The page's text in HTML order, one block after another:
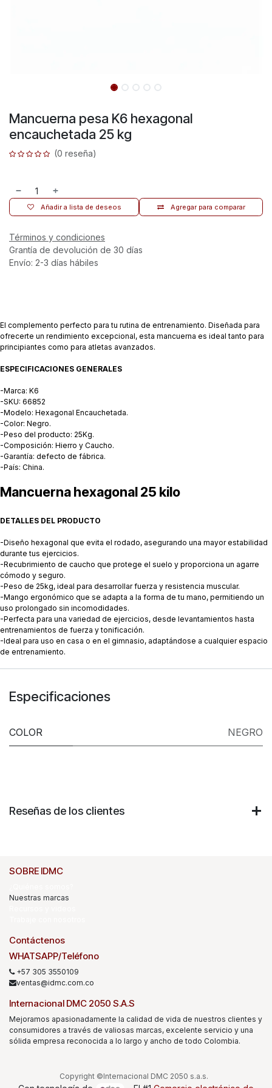
Mancuerna pesa K6 hexagonal
encauchetada 25 kg
(0 reseña)
Agregar para comparar
Añadir a lista de deseos
Términos y condiciones
Grantía de devolución de 30 días
Envío: 2-3 días hábiles
El complemento perfecto para tu rutina de entrenamiento. Diseñada para
ofrecerte un rendimiento excepcional, esta mancuerna es ideal tanto para
principiantes como para atletas avanzados.
ESPECIFICACIONES GENERALES
-Marca: K6
-SKU: 66852
-Modelo: Hexagonal Encauchetada.
-Color: Negro.
-Peso del producto: 25Kg.
-Composición: Hierro y Caucho.
-Garantía: defecto de fábrica.
-País: China.
Mancuerna hexagonal 25 kilo
DETALLES DEL PRODUCTO
-Diseño hexagonal que evita el rodado, asegurando una mayor estabilidad
durante tus ejercicios.
-Recubrimiento de caucho que protege el suelo y proporciona un agarre
cómodo y seguro.
-Peso de 25kg, ideal para desarrollar fuerza y resistencia muscular.
-Mango ergonómico que se adapta a la forma de tu mano, permitiendo un
uso prolongado sin incomodidades.
-Perfecta para una variedad de ejercicios, desde levantamientos hasta
entrenamientos de fuerza y tonificación.
-Ideal para uso en casa o en el gimnasio, adaptándose a cualquier espacio
de entrenamiento.
Especificaciones
COLOR NEGRO
Reseñas de los clientes
SOBRE IDMC
Nuestras marcas
Contáctenos
WHATSAPP/Teléfono
+57 305 3550109
ventas@idmc.com.co
Internacional DMC 2050 S.A.S
Mejoramos apasionadamente la calidad de vida de nuestros clientes y
consumidores a través de valiosas marcas, excelente servicio y una
sólida empresa reconocida a lo largo y ancho de todo Colombia.
Copyright ©Internacional DMC 2050 s.a.s.